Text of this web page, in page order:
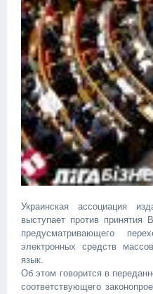
Украинская ассоциация
выступает против принятия
предусматривающего
электронных средств
язык.
Об этом говорится в
соответствующего